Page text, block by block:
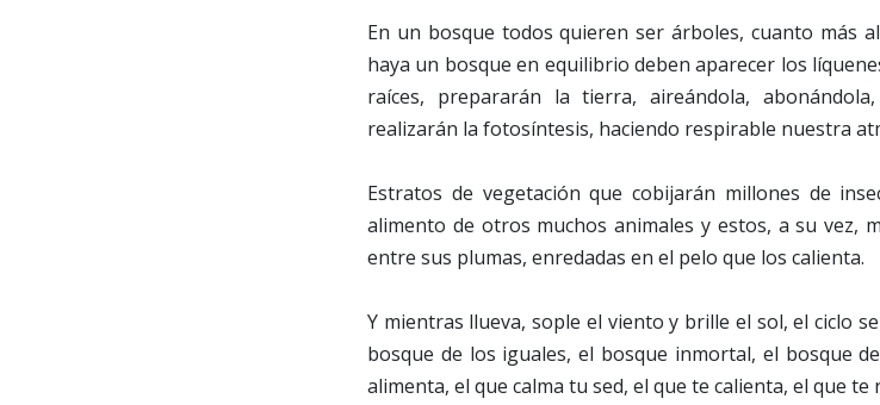
En un bosque todos quieren ser árboles, cuanto más
haya un bosque en equilibrio deben aparecer los
raíces, prepararán la tierra, aireándola,
realizarán la fotosíntesis, haciendo respirable nuestra
Estratos de vegetación que cobijarán millones de
alimento de otros muchos animales y estos, a su vez,
entre sus plumas, enredadas en el pelo que los calienta.
Y mientras llueva, sople el viento y brille el sol, el ciclo
bosque de los iguales, el bosque inmortal, el bosque
alimenta, el que calma tu sed, el que te calienta, el que